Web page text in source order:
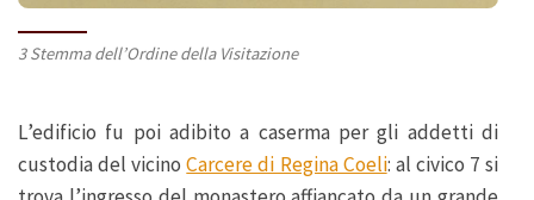
3 Stemma dell’Ordine della Visitazione
L’edificio fu poi adibito a caserma per gli addetti di
custodia del vicinoCarcere di Regina Coeli: al civico 7 si